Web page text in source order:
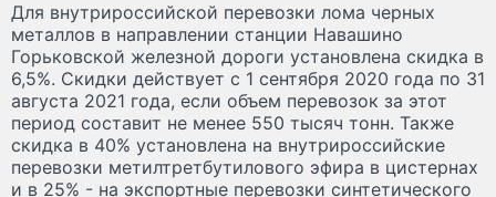
Для внутрироссийской перевозки лома черных
металлов в направлении станции Навашино
Горьковской железной дороги установлена скидка в
6,5%. Скидки действует с 1 сентября 2020 года по 31
августа 2021 года, если объем перевозок за этот
период составит не менее 550 тысяч тонн. Также
скидка в 40% установлена на внутрироссийские
перевозки метилтретбутилового эфира в цистернах
и в 25% - на экспортные перевозки синтетического